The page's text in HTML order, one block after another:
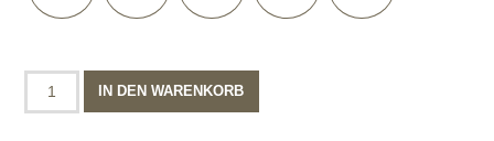
IN DEN WARENKORB